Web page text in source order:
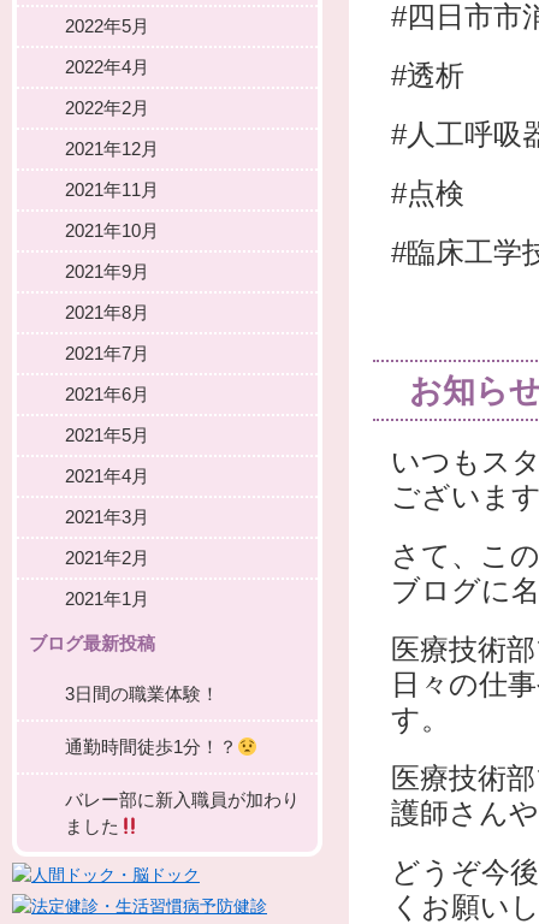
#四日市市
#透析
#人工呼吸
#点検
#臨床工学
お知ら
いつもス
ございま
さて、こ
ブログに
医療技術
日々の仕
す。
医療技術
護師さん
どうぞ今
くお願い
2022年5月
2022年4月
2022年2月
2021年12月
2021年11月
2021年10月
2021年9月
2021年8月
2021年7月
2021年6月
2021年5月
2021年4月
2021年3月
2021年2月
2021年1月
ブログ最新投稿
3日間の職業体験！
通勤時間徒歩1分！？
バレー部に新入職員が加わり
ました